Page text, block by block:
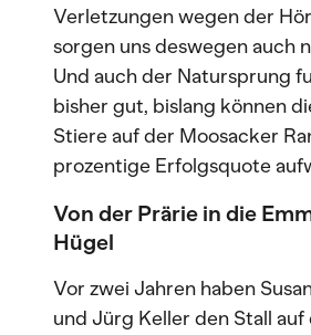
Verletzungen wegen der
sorgen uns deswegen auch
Und auch der Natursprung
bisher gut, bislang können
Stiere auf der Moosacker
prozentige Erfolgsquote
Von der Prärie in die
Hügel
Vor zwei Jahren haben
und Jürg Keller den Stall auf